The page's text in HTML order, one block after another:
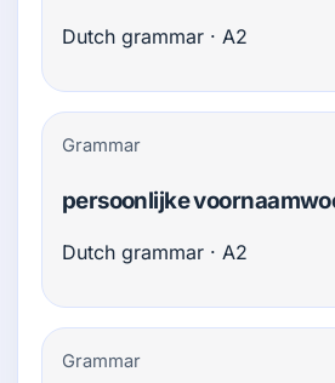
Dutch grammar · A2
Grammar
persoonlijke
Dutch grammar · A2
Grammar